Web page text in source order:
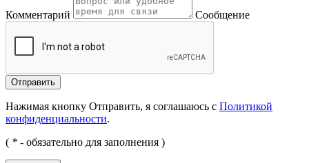
Комментарий Сообщение
Нажимая кнопку Отправить, я соглашаюсь с Политикой
конфиденциальности.
( * - обязательно для заполнения )